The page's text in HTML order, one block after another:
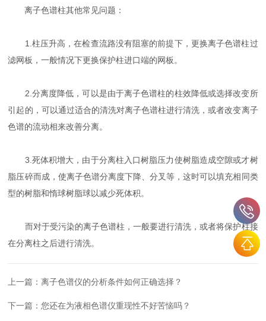
离子色谱柱其他常见问题：
1.柱压升高，在检查流路没有阻塞的前提下，更换离子色谱柱过
滤网板，一般情况下更换保护柱进口端的网板。
2.分离度降低，可以是由于离子色谱柱的柱效降低或选择改变所
引起的，可以通过适合的清洗对离子色谱柱进行清洗，或者改变离子
色谱的流动相来改善分离。
3.死体积增大，由于分离柱入口树脂压力使树脂造成空隙或才树
脂压碎而成，使离子色谱分离度下降、分叉等，这时可以填充相同类
型的树脂和惰球树脂球以减少死体积。
而对于受污染的离子色谱柱，一般要进行清洗，或者将保护柱接
在分离柱之后进行清洗。
上一篇：离子色谱仪的分析条件如何正确选择？
下一篇：您还在为液相色谱仪重现性不好苦恼吗？